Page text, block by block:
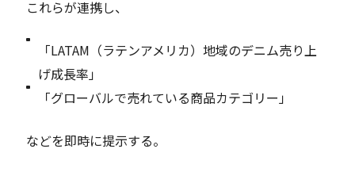
これらが連携し、
「LATAM（ラテンアメリカ）地域のデニム売り上
げ成長率」
「グローバルで売れている商品カテゴリー」
などを即時に提示する。